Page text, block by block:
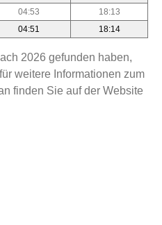
04:53
18:13
04:51 18:14
2026 gefunden haben,
weitere Informationen zum
finden Sie auf der Website